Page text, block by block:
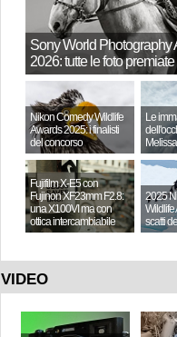
Sony World Photography
2026: tutte le foto premiate
Nikon Comedy Wildlife
Awards 2025: i finalisti
del concorso
Le
Melissa
Fujifilm X-E5 con
Fujinon XF23mm F2.8:
una X100VI ma con
ottica intercambiabile
2025
Wildlife
scatti
VIDEO